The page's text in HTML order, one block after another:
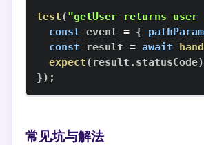
test("getUser returns user
const event = {
const result = await
expect( result . statusCode)
}) ;
常见坑与解法